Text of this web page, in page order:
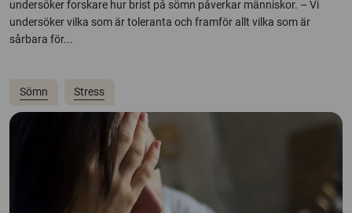
undersöker forskare hur brist på sömn påverkar människor. – Vi
undersöker vilka som är toleranta och framför allt vilka som är
sårbara för...
Sömn Stress